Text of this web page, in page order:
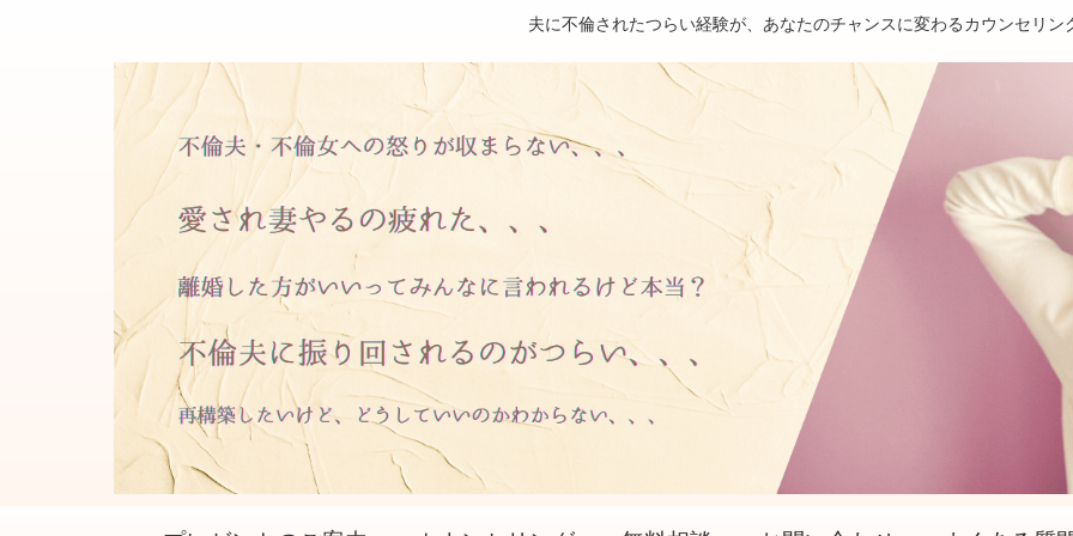
夫に不倫されたつらい経験が、あなたのチャンスに変わるカウンセリン